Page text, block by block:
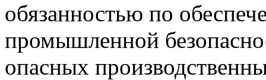
обязанностью по
промышленной
опасных